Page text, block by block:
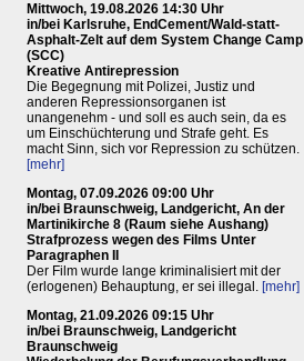
Mittwoch, 19.08.2026 14:30 Uhr
in/bei Karlsruhe, EndCement/Wald-statt-
Asphalt-Zelt auf dem System Change Camp
(SCC)
Kreative Antirepression
Die Begegnung mit Polizei, Justiz und
anderen Repressionsorganen ist
unangenehm - und soll es auch sein, da es
um Einschüchterung und Strafe geht. Es
macht Sinn, sich vor Repression zu schützen.
[mehr]
Montag, 07.09.2026 09:00 Uhr
in/bei Braunschweig, Landgericht, An der
Martinikirche 8 (Raum siehe Aushang)
Strafprozess wegen des Films Unter
Paragraphen II
Der Film wurde lange kriminalisiert mit der
(erlogenen) Behauptung, er sei illegal. [mehr]
Montag, 21.09.2026 09:15 Uhr
in/bei Braunschweig, Landgericht
Braunschweig